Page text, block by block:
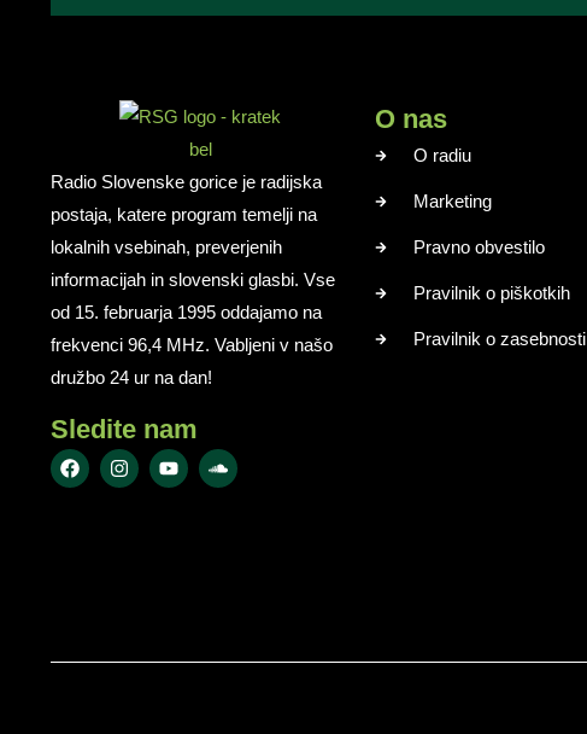
Radio Slovenske gorice je radijska
postaja, katere program temelji na
lokalnih vsebinah, preverjenih
informacijah in slovenski glasbi. Vse
od 15. februarja 1995 oddajamo na
frekvenci 96,4 MHz. Vabljeni v našo
družbo 24 ur na dan!
Sledite nam
O nas
O radiu
Marketing
Pravno obvestilo
Pravilnik o piškotkih
Pravilnik o zasebnosti